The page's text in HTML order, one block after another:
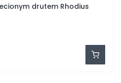
drutem Rhodius